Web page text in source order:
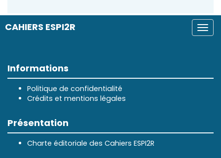
CAHIERS ESPI2R
Informations
Politique de confidentialité
Crédits et mentions légales
Présentation
Charte éditoriale des Cahiers ESPI2R